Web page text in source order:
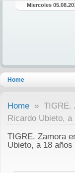
Miercoles
Home
Home » TIGRE.
Ricardo Ubieto, a
TIGRE. Zamora
Ubieto, a 18